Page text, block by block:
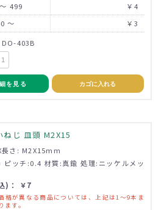
499
￥4
～
￥3
DO-403B
を見る カゴに入れる
じ 皿頭 M2X15
長さ: M2X15mm
ピッチ:0.4 材質:真鍮 処理:ニッケルメッ
)： ￥7
格が異なる商品については、上記は1～9本ま
す。